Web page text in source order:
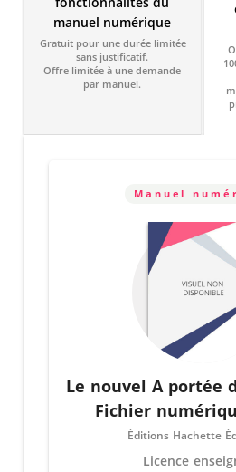
manuel numérique
Gratuit pour une durée limitée
sans justificatif.
Offre limitée à une demande
par manuel.
Manuel
Le nouvel A portée
Fichier
Éditions Hachette
Licence